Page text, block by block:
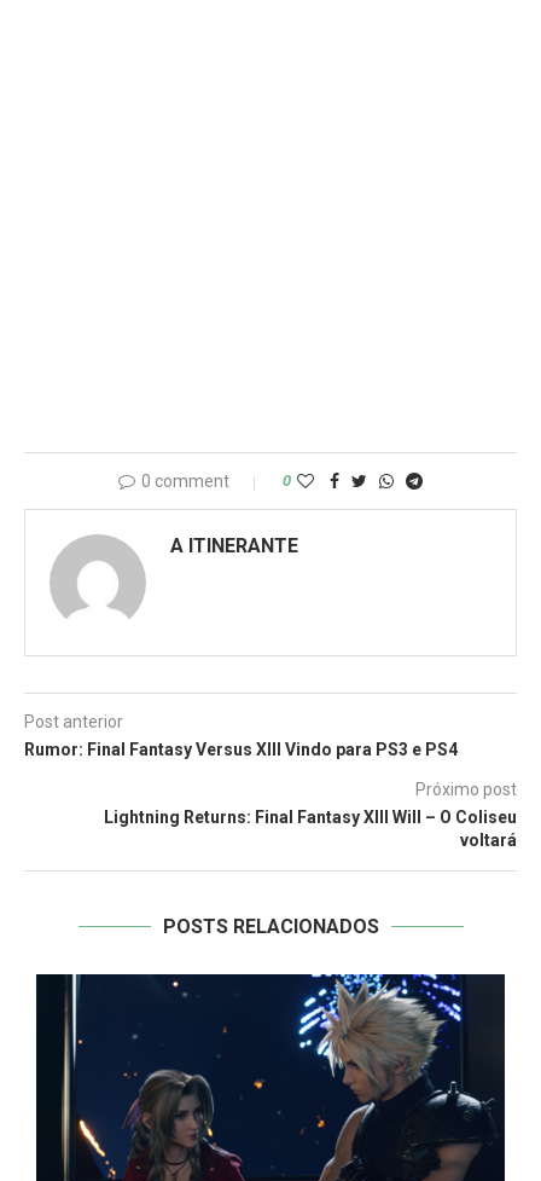
0 comment 0
A ITINERANTE
Post anterior
Rumor: Final Fantasy Versus XIII Vindo para PS3 e PS4
Próximo post
Lightning Returns: Final Fantasy XIII Will – O Coliseu
voltará
POSTS RELACIONADOS